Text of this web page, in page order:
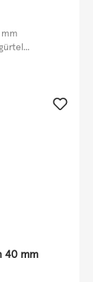
40 mm